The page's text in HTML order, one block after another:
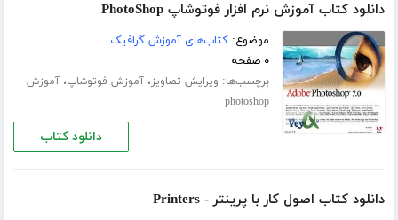
دانلود کتاب آموزش نرم افزار فوتوشاپ PhotoShop
موضوع:کتاب‌های آموزش گرافیک
۰ صفحه
برچسب‌ها: ویرایش تصاویز،آموزش فوتوشاپ،آموزش
photoshop
دانلود کتاب
دانلود کتاب اصول کار با پرینتر - Printers